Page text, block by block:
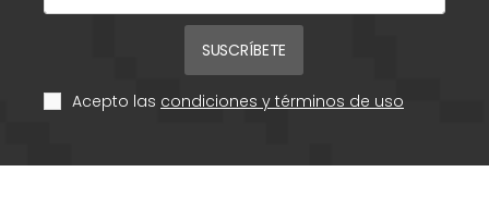
SUSCRÍBETE
Acepto las condiciones y términos de uso